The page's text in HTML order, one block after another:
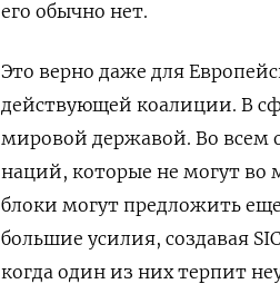
его обычно нет.
Это верно даже для
действующей коалиции. В
мировой державой. Во всем
наций, которые не могут во
блоки могут предложить
большие усилия, создавая
когда один из них терпит